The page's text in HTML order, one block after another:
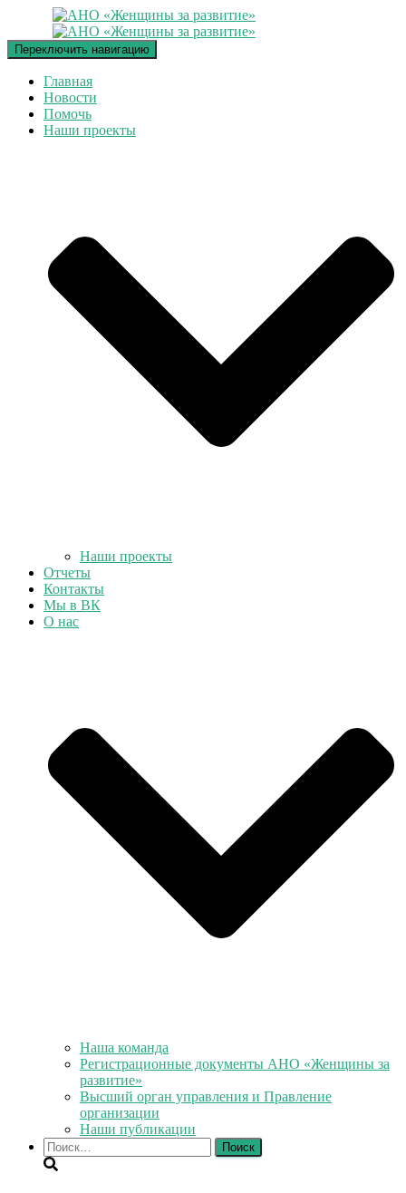
Переключить навигацию
Главная
Новости
Помочь
Наши проекты
Наши проекты
Отчеты
Контакты
Мы в ВК
О нас
Наша команда
Регистрационные документы АНО «Женщины за
развитие»
Высший орган управления и Правление
организации
Наши публикации
Найти: